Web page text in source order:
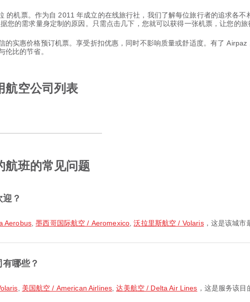
机票。作为自 2011 年成立的在线旅行社，我们了解每位旅行者的追求各不
您的需求量身定制的原因。只需点击几下，您就可以获得一张机票，让您的旅
实惠价格预订机票。享受折扣优惠，同时不影响质量或舒适度。有了
伦比的节省。
航空公司列表
航班的常见问题
？
Aerobus ,墨西哥国际航空 / Aeromexico ,沃拉里斯航空 / Volaris，这是该城市
哪些？
美国航空 / American Airlines ,达美航空 / Delta Air Lines ，这是服务该目